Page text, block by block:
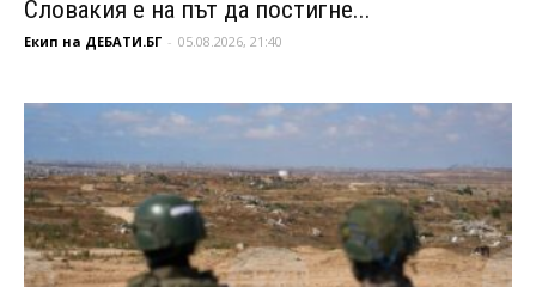
Словакия е на път да постигне...
Екип на ДЕБАТИ.БГ - 05.08.2026, 21:40